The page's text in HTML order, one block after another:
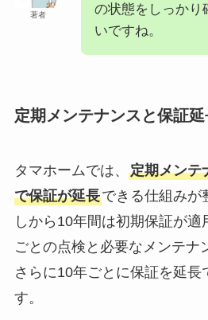
著者
の状態をしっかり
いですね。
定期メンテナンスと保証
タマホームでは、 定期メンテ
で保証が延長できる仕組みが
しから10年間は初期保証が
ごとの点検と必要なメンテナ
さらに10年ごとに保証を延長
す。